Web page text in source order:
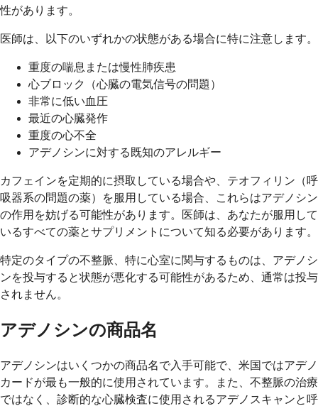
性があります。
医師は、以下のいずれかの状態がある場合に特に注意します。
重度の喘息または慢性肺疾患
心ブロック（心臓の電気信号の問題）
非常に低い血圧
最近の心臓発作
重度の心不全
アデノシンに対する既知のアレルギー
カフェインを定期的に摂取している場合や、テオフィリン（呼
吸器系の問題の薬）を服用している場合、これらはアデノシン
の作用を妨げる可能性があります。医師は、あなたが服用して
いるすべての薬とサプリメントについて知る必要があります。
特定のタイプの不整脈、特に心室に関与するものは、アデノシ
ンを投与すると状態が悪化する可能性があるため、通常は投与
されません。
アデノシンの商品名
アデノシンはいくつかの商品名で入手可能で、米国ではアデノ
カードが最も一般的に使用されています。また、不整脈の治療
ではなく、診断的な心臓検査に使用されるアデノスキャンと呼